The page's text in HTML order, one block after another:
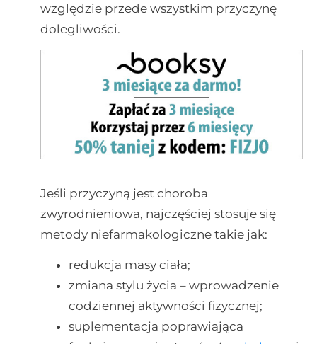
względzie przede wszystkim przyczynę
dolegliwości.
Jeśli przyczyną jest choroba
zwyrodnieniowa, najczęściej stosuje się
metody niefarmakologiczne takie jak:
redukcja masy ciała;
zmiana stylu życia – wprowadzenie
codziennej aktywności fizycznej;
suplementacja poprawiająca